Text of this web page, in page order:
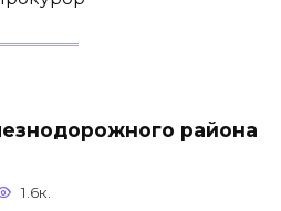
района
1.6к.